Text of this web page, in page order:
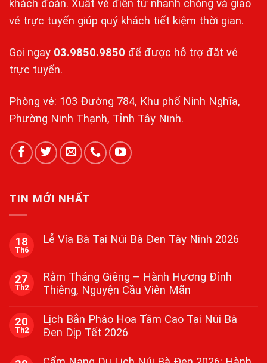
khách đoàn. Xuất vé điện tử nhanh chóng và giao
vé trực tuyến giúp quý khách tiết kiệm thời gian.
Gọi ngay 03.9850.9850 để được hỗ trợ đặt vé
trực tuyến.
Phòng vé: 103 Đường 784, Khu phố Ninh Nghĩa,
Phường Ninh Thạnh, Tỉnh Tây Ninh.
TIN MỚI NHẤT
18
Th6
Lễ Vía Bà Tại Núi Bà Đen Tây Ninh 2026
bình
luận
ở
Bà
Tại
Núi
Tây
27
Th2
Rằm Tháng Giêng – Hành Hương Đỉnh
Thiêng, Nguyện Cầu Viên Mãn
có
bình
luận
Tháng
20
Th2
Lịch Bắn Pháo Hoa Tầm Cao Tại Núi Bà
Đen Dịp Tết 2026
có